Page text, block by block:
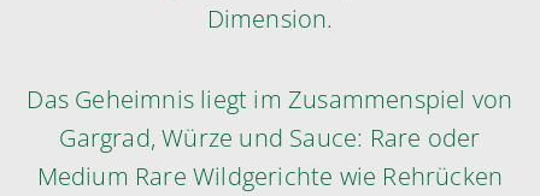
Dimension.
Das Geheimnis liegt im Zusammenspiel von
Gargrad, Würze und Sauce: Rare oder
Medium Rare Wildgerichte wie Rehrücken